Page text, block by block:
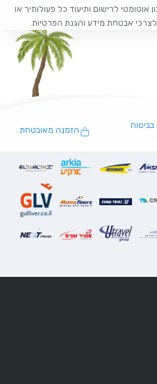
אוטומטי לרישום ותיעוד כל פעולותיך או
לצרכי אבטחת מידע והגנת הפרטיות.
הזמנה מאובטחת